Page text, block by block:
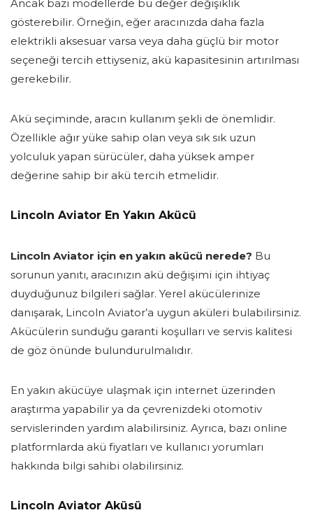
Ancak bazı modellerde bu değer değişiklik
gösterebilir. Örneğin, eğer aracınızda daha fazla
elektrikli aksesuar varsa veya daha güçlü bir motor
seçeneği tercih ettiyseniz, akü kapasitesinin artırılması
gerekebilir.
Akü seçiminde, aracın kullanım şekli de önemlidir.
Özellikle ağır yüke sahip olan veya sık sık uzun
yolculuk yapan sürücüler, daha yüksek amper
değerine sahip bir akü tercih etmelidir.
Lincoln Aviator En Yakın Akücü
Lincoln Aviator için en yakın akücü nerede? Bu
sorunun yanıtı, aracınızın akü değişimi için ihtiyaç
duyduğunuz bilgileri sağlar. Yerel akücülerinize
danışarak, Lincoln Aviator’a uygun aküleri bulabilirsiniz.
Akücülerin sunduğu garanti koşulları ve servis kalitesi
de göz önünde bulundurulmalıdır.
En yakın akücüye ulaşmak için internet üzerinden
araştırma yapabilir ya da çevrenizdeki otomotiv
servislerinden yardım alabilirsiniz. Ayrıca, bazı online
platformlarda akü fiyatları ve kullanıcı yorumları
hakkında bilgi sahibi olabilirsiniz.
Lincoln Aviator Aküsü